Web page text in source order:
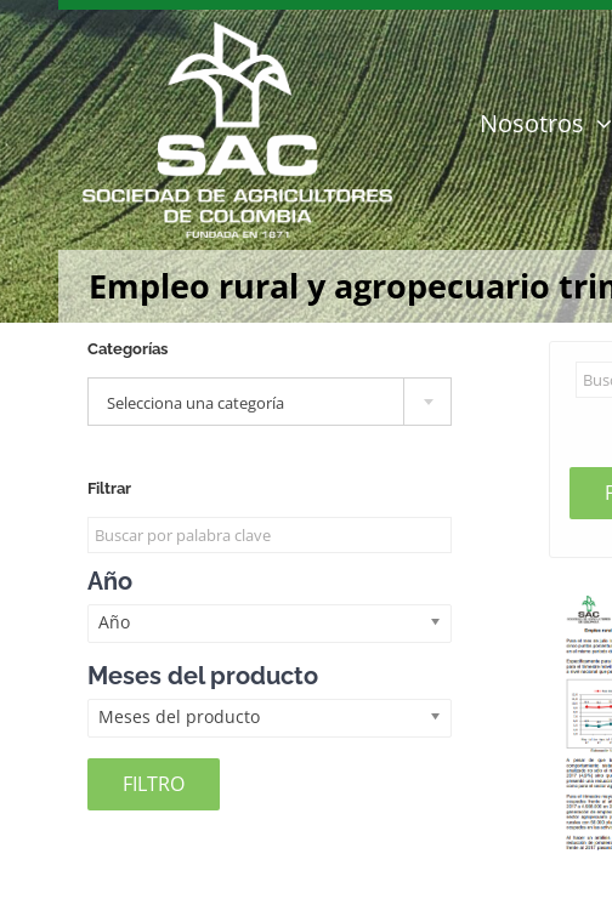
Saltar
al
contenido
Nosotros
Empleo rural y agropecuario
Categorías
Selecciona una categoría
Filtrar
Año
Año
Meses del producto
Meses del producto
FILTRO